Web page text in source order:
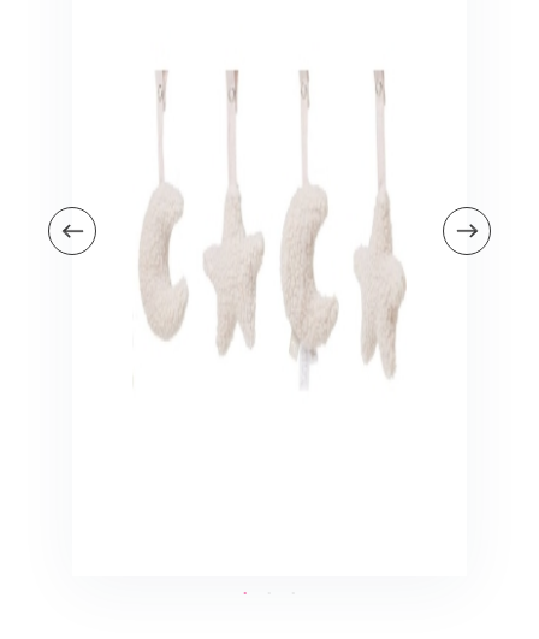
Veiligheid in huis
Kinderstoelen
Kinderstoelen
Kindermeubels